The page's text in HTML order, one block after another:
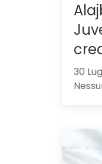
30